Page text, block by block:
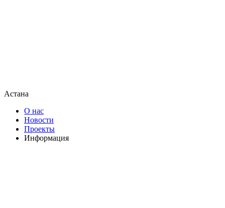
Астана
О нас
Новости
Проекты
Информация